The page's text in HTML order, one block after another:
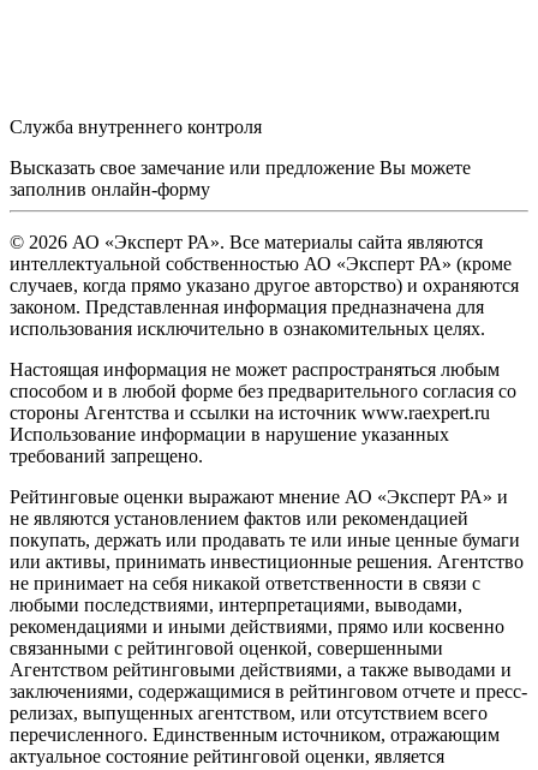
Служба внутреннего контроля
Высказать свое замечание или предложение Вы можете
заполнив онлайн-форму
© 2026 АО «Эксперт РА». Все материалы сайта являются
интеллектуальной собственностью АО «Эксперт РА» (кроме
случаев, когда прямо указано другое авторство) и охраняются
законом. Представленная информация предназначена для
использования исключительно в ознакомительных целях.
Настоящая информация не может распространяться любым
способом и в любой форме без предварительного согласия со
стороны Агентства и ссылки на источник www.raexpert.ru
Использование информации в нарушение указанных
требований запрещено.
Рейтинговые оценки выражают мнение АО «Эксперт РА» и
не являются установлением фактов или рекомендацией
покупать, держать или продавать те или иные ценные бумаги
или активы, принимать инвестиционные решения. Агентство
не принимает на себя никакой ответственности в связи с
любыми последствиями, интерпретациями, выводами,
рекомендациями и иными действиями, прямо или косвенно
связанными с рейтинговой оценкой, совершенными
Агентством рейтинговыми действиями, а также выводами и
заключениями, содержащимися в рейтинговом отчете и пресс-
релизах, выпущенных агентством, или отсутствием всего
перечисленного. Единственным источником, отражающим
актуальное состояние рейтинговой оценки, является